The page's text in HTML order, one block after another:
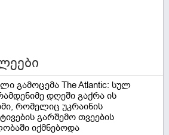
გამოცემა The Atlantic: სულ
დღეში გაქრა ის
რომელიც უკრაინის
გარშემო თვეების
იქმნებოდა